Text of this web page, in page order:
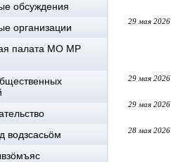
обсуждения
организации
палата МО МР
водзсасьöм
29 мая 2026
29 мая 2026
29 мая 2026
28 мая 2026